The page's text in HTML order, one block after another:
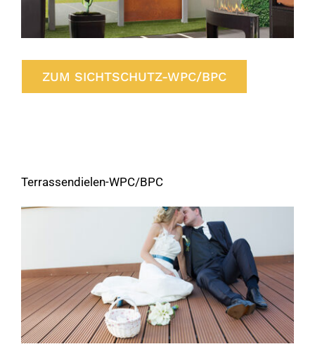
ZUM SICHTSCHUTZ-WPC/BPC
Terrassendielen-WPC/BPC